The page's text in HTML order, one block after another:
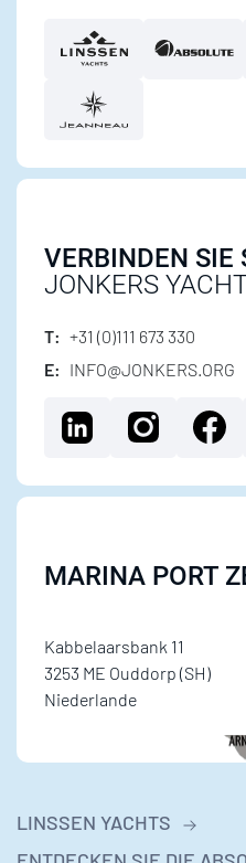
VERBINDEN SIE
JONKERS
T: +31 (0)111 673 330
E: INFO@JONKERS.ORG
MARINA PORT
Kabbelaarsbank 11
3253 ME Ouddorp (SH)
Niederlande
LINSSEN YACHTS